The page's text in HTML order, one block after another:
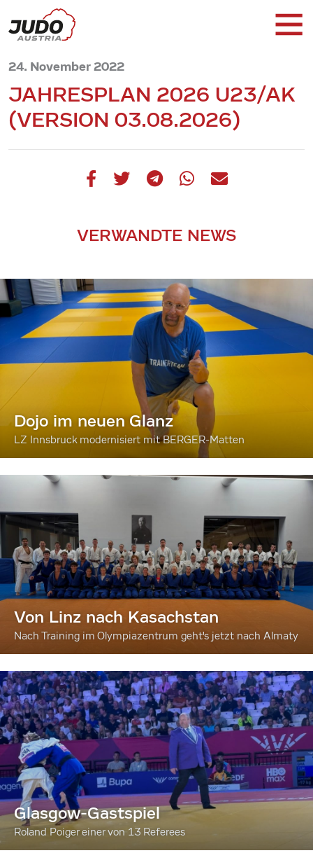
24. November 2022
JAHRESPLAN 2026 U23/AK
(VERSION 03.08.2026)
VERWANDTE NEWS
Dojo im neuen Glanz
LZ Innsbruck modernisiert mit BERGER-Matten
Von Linz nach Kasachstan
Nach Training im Olympiazentrum geht's jetzt nach Almaty
Glasgow-Gastspiel
Roland Poiger einer von 13 Referees